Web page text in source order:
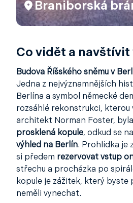
Braniborská
Co vidět a navštívit
Budova Říšského sněmu v
Jedna z nejvýznamnějších
Berlína a symbol německé
rozsáhlé rekonstrukci, kterou
architekt Norman Foster,
prosklená kopule, odkud se
výhled na Berlín. Prohlídka je
si předem rezervovat vstup
střechu a procházka po
kopule je zážitek, který byste
neměli vynechat.